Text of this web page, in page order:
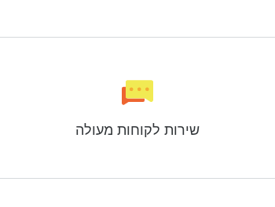
שירות לקוחות מעולה